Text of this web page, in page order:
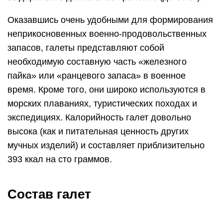
Оказавшись очень удобными для формирования
неприкосновенных военно-продовольственных
запасов, галеты представляют собой
необходимую составную часть «железного
пайка» или «ранцевого запаса» в военное
время. Кроме того, они широко используются в
морских плаваниях, туристических походах и
экспедициях. Калорийность галет довольно
высока (как и питательная ценность других
мучных изделий) и составляет приблизительно
393 ккал на сто граммов.
Состав галет